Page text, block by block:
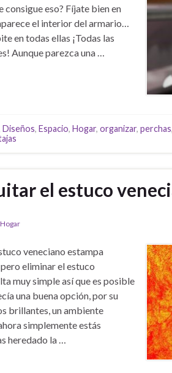
consigue eso? Fíjate bien en
el interior del armario…
en todas ellas ¡Todas las
Aunque parezca una …
Diseños, Espacio, Hogar, organizar, perchas,
el estuco
Hogar
veneciano estampa
eliminar el estuco
muy simple así que es posible
una buena opción, por su
brillantes, un ambiente
simplemente estás
heredado la …